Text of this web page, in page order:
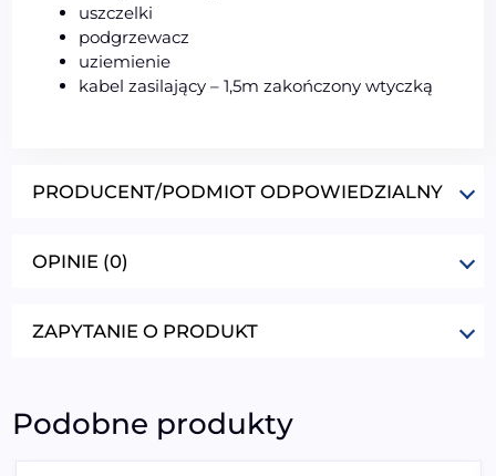
uszczelki
podgrzewacz
uziemienie
kabel zasilający – 1,5m zakończony wtyczką
PRODUCENT/PODMIOT ODPOWIEDZIALNY
OPINIE (0)
ZAPYTANIE O PRODUKT
Podobne produkty